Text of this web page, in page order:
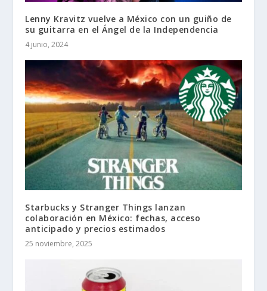
Lenny Kravitz vuelve a México con un guiño de
su guitarra en el Ángel de la Independencia
4 junio, 2024
Starbucks y Stranger Things lanzan
colaboración en México: fechas, acceso
anticipado y precios estimados
25 noviembre, 2025